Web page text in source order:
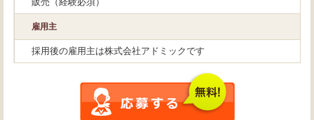
雇用主
採用後の雇用主は株式会社アドミックです